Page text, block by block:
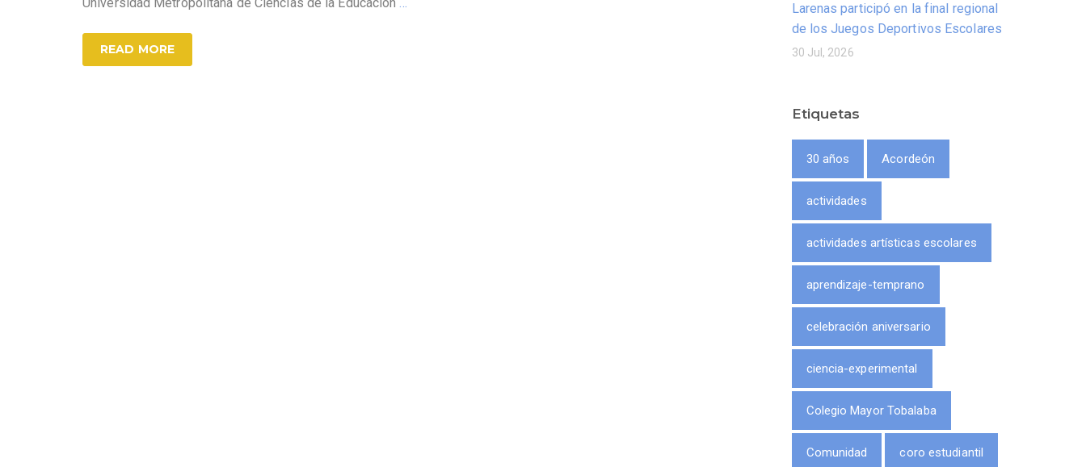
READ MORE
Larenas participó en la final regional
de los Juegos Deportivos Escolares
30 Jul, 2026
Etiquetas
30 años Acordeón
actividades
actividades artísticas escolares
aprendizaje-temprano
celebración aniversario
ciencia-experimental
Colegio Mayor Tobalaba
Comunidad coro estudiantil